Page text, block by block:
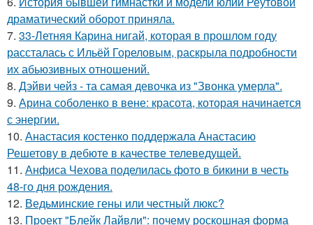
драматический оборот приняла.
7. 33-Летняя Карина нигай, которая в прошлом году
рассталась с Ильёй Гореловым, раскрыла подробности
их абьюзивных отношений.
8. Дэйви чейз - та самая девочка из "Звонка умерла".
9. Арина соболенко в вене: красота, которая начинается
с энергии.
10. Анастасия костенко поддержала Анастасию
Решетову в дебюте в качестве телеведущей.
11. Анфиса Чехова поделилась фото в бикини в честь
48-го дня рождения.
12. Ведьминские гены или честный люкс?
13. Проект "Блейк Лайвли": почему роскошная форма